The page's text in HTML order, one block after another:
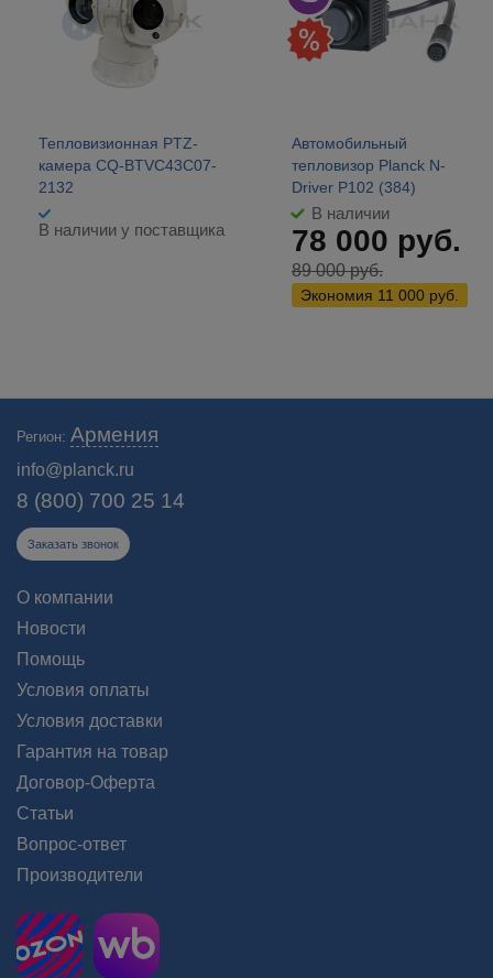
Тепловизионная PTZ-
камера CQ-BTVC43C07-
2132
В наличии у поставщика
Автомобильный
тепловизор Planck N-
Driver P102 (384)
В наличии
78 000 руб.
89 000руб.
Экономия 11 000 руб.
низким ценам в интернет-магазине ПЛАНК в Армении. 🚛 Бесплатная
доставка. Каталог на сайте!
Регион: Армения
info@planck.ru
8 (800) 700 25 14
Заказать звонок
О компании
Новости
Помощь
Условия оплаты
Условия доставки
Гарантия на товар
Договор-Оферта
Статьи
Вопрос-ответ
Производители